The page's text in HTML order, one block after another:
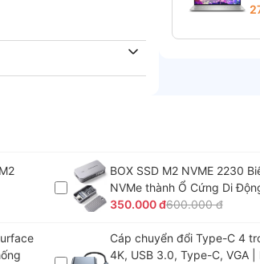
BOX SSD M2 NVME 2230
NVMe thành Ổ Cứng Di
350.000 đ600.000 đ
Cáp chuyển đổi Type-C 4
4K, USB 3.0, Type-C, VGA |